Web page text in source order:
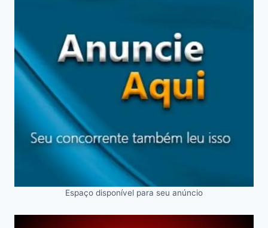
Espaço disponível para seu anúncio